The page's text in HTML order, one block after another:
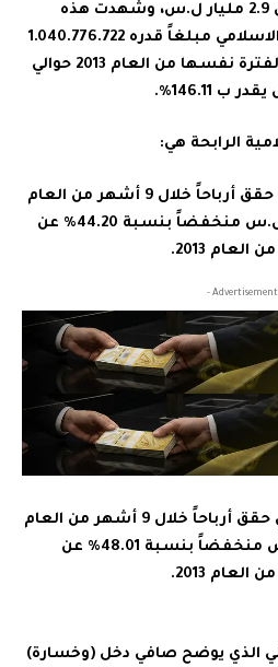
الثالث من العام 2014 حوالي 2.9 مليار ل.س، وشهدت هذه
الفترة خسارة بنك سورية الاسلامي مبلغاً قدره 1.040.776.722
ل.س مقارنة مع ربحه في الفترة نفسها من العام 2013 حوالي
الرابحة هي:
1_ بنك البركة سورية والذي حقق أرباحاً خلال 9 أشهر من العام
2014 قدرت ب 2.055 مليار ل.س منخفضاً بنسبة 44.20% عن
2013.
2_ بنك الشام سورية والذي حقق أرباحاً خلال 9 أشهر من العام
2014 قدرت ب 1.9 مليار ل.س منخفضاً بنسبة 48.01% عن
2013.
الذي يوضح صافي دخل (وخسارة)